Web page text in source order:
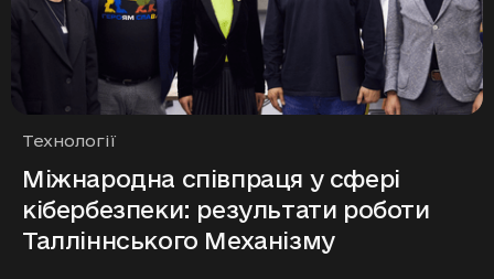
Рубрики
Технології
Міжнародна співпраця у сфері
кібербезпеки: результати роботи
Талліннського Механізму